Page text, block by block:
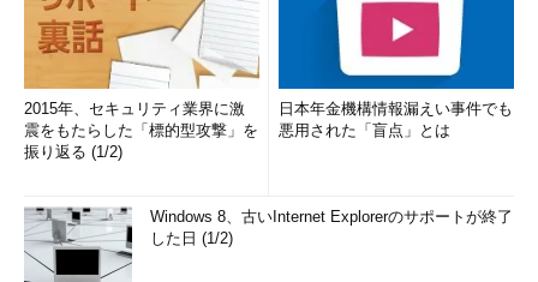
2015年、セキュリティ業界に激
震をもたらした「標的型攻撃」を
振り返る (1/2)
日本年金機構情報漏えい事件でも
悪用された「盲点」とは
Windows 8、古いInternet Explorerのサポートが終了
した日 (1/2)